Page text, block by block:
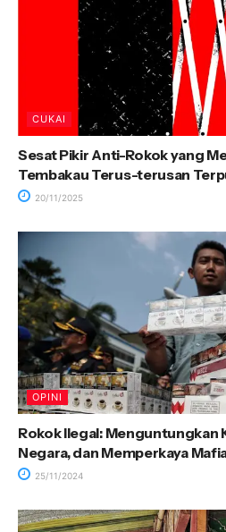
CUKAI
Sesat Pikir Anti-Rokok yang
Tembakau Terus-terusan
20/11/2025
OPINI
Rokok Ilegal: Menguntungkan
Negara, dan Memperkaya
25/11/2024